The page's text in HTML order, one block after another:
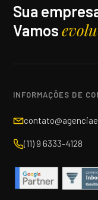
Sua
Vamos
INFORMAÇÕES DE
(11) 9 6333-4128